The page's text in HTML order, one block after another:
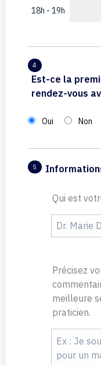
18h - 19h
4
Est-ce la
rendez-vous
Oui Non
5
Qui est
Précisez
meilleure
praticien.